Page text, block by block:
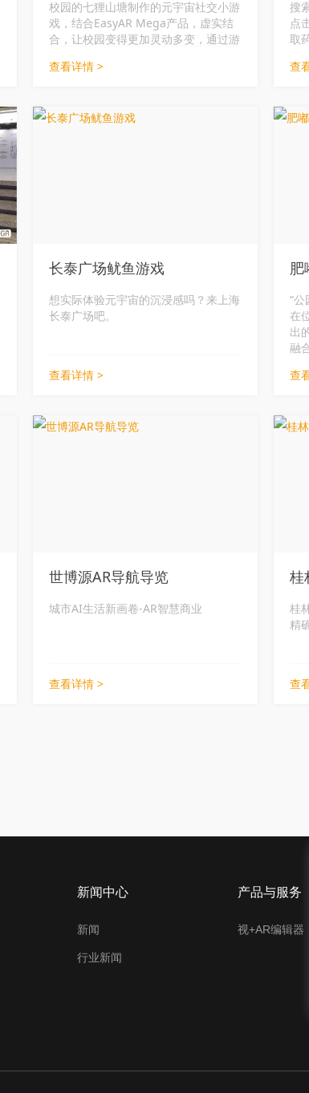
校园的七狸山塘制作的元宇宙社交小游
戏，结合EasyAR Mega产品，虚实结
合，让校园变得更加灵动多变，通过游
EasyAR Mega产品让高校宣传变得更
宣传片等多种多样的功能点，让校园展
查看详情 >
搜
点
取
到
查
长泰广场鱿鱼游戏
想实际体验元宇宙的沉浸感吗？来上海
长泰广场吧。
查看详情 >
肥
“
在
出
融
查
世博源AR导航导览
城市AI生活新画卷-AR智慧商业
查看详情 >
桂
桂
精
查
新闻中心
新闻
行业新闻
产品与服务
视+AR编辑器